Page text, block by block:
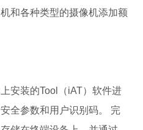
和各种类型的摄像机添加额
安装的Tool（iAT）软件进
全参数和用户识别码。 完